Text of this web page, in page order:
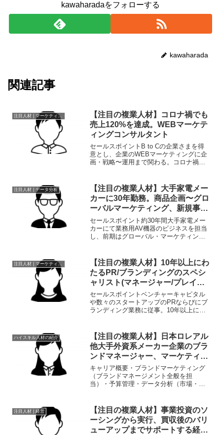
kawaharadaをフォローする
kawaharada
関連記事
注目人材 | マーケティング
【注目の複業人材】コロナ禍でも
売上120%を達成。WEBマーケテ
ィングコンサルタント
セールスポイントB to Cの企業さまを得
意とし、企業のWEBマーケティングに企
画・戦略〜運用まで関わる。コロナ禍で
●2014年 観光業界に就職、フロントや
コンシェル...
注目人材 | データ分析
【注目の複業人材】大手家電メー
カーに30年勤務。商品企画〜グロ
ーバルマーケティング、新規事業
立ち上げにも従事
セールスポイント約30年間大手家電メー
カーにて業務用AV機器のビジネスを担当
し、前期はグローバル・マーケティング
新規事業の立ち上げと推進を行ってきま
した。その後、別会社に...
注目人材 | マーケティング
【注目の複業人材】10年以上にわ
たるPR/ブランディングのスペシ
ャリスト(マネージャー/プレイヤ
ーとしても活躍）
セールスポイントベンチャーキャピタル
や数々のスタートアップのPRならびにブ
ランディング業務に従事。10年以上にわ
ー経営戦略室2007年2月～2011年9月...
ハイスキル人材の紹介
【注目の複業人材】日本ロレアル
他大手外資系メーカー企業のブラ
ンドマネージャー、マーケティン
グ経験者
キャリア概要・ブランドマーケティング
（ブランドマネージメント全般を担
当）・予算管理・データ分析（市場・売
告、web、店頭販促物の製作／実施計画
立案）ご活用イメージ・大手...
注目人材 | 経営
【注目の複業人材】事業投資のソ
ーシングから実行、買収後のバリ
ューアップまでサポートする経